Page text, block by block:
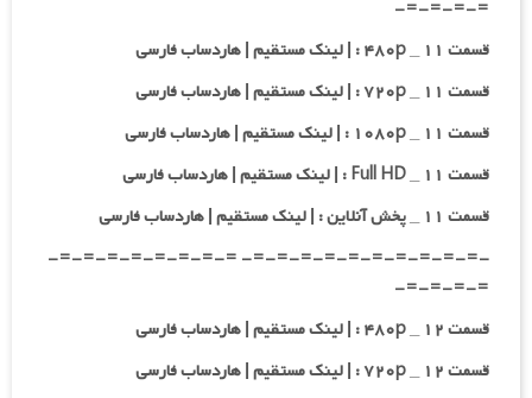
=-=-=-=-
قسمت ۱۱ _ ۴۸۰p : | لینک مستقیم | هاردساب فارسی
قسمت ۱۱ _ ۷۲۰p : | لینک مستقیم | هاردساب فارسی
قسمت ۱۱ _ ۱۰۸۰p : | لینک مستقیم | هاردساب فارسی
قسمت ۱۱ _ Full HD : | لینک مستقیم | هاردساب فارسی
قسمت ۱۱ _ پخش آنلاین : | لینک مستقیم | هاردساب فارسی
-=-=-=-=-=-=-=-=-=-=- =-=-=-=-=-=-=-=-
=-=-=-=-
قسمت ۱۲ _ ۴۸۰p : | لینک مستقیم | هاردساب فارسی
قسمت ۱۲ _ ۷۲۰p : | لینک مستقیم | هاردساب فارسی